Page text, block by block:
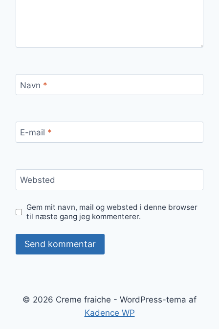
Navn *
E-mail *
Websted
Gem mit navn, mail og websted i denne browser
til næste gang jeg kommenterer.
© 2026 Creme fraiche - WordPress-tema af
Kadence WP